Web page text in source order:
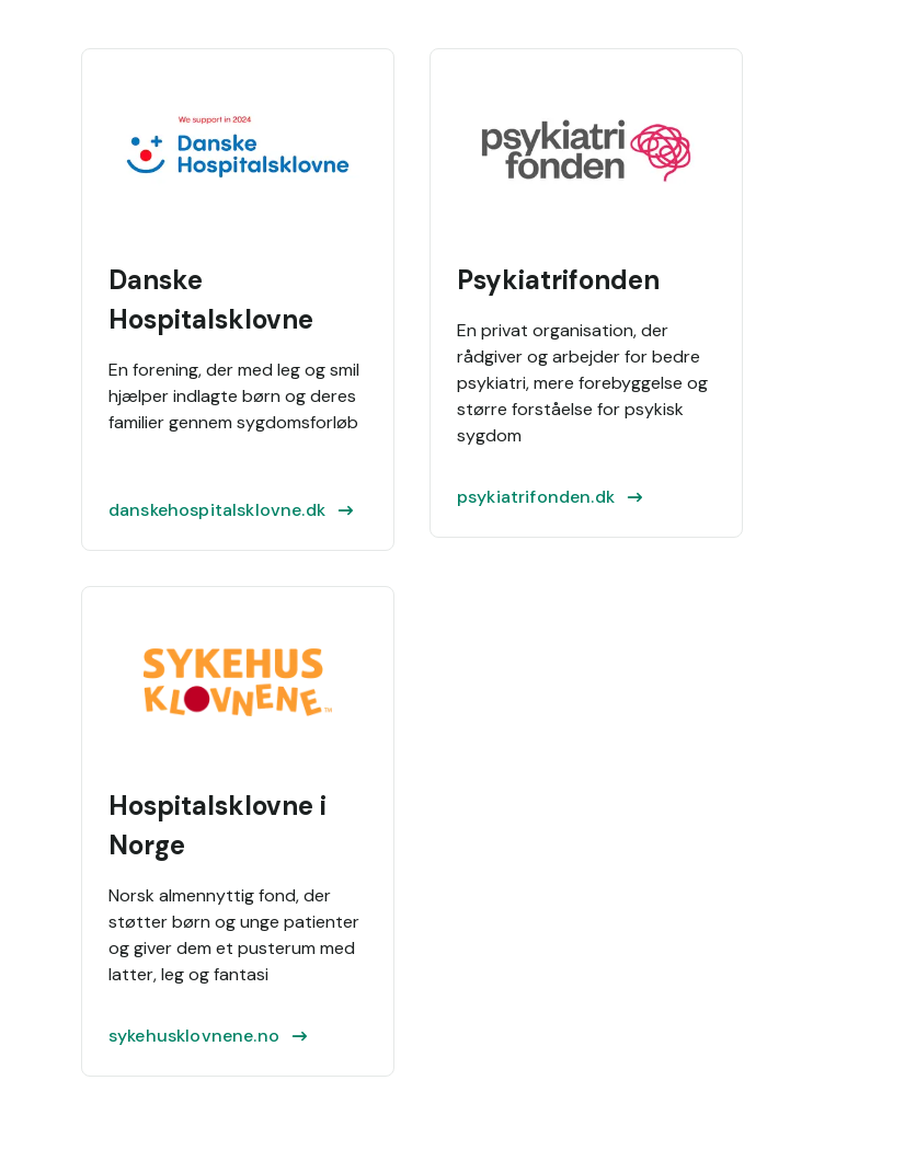
Danske
Hospitalsklovne
En forening, der med leg og smil
hjælper indlagte børn og deres
familier gennem sygdomsforløb
danskehospitalsklovne.dk
Psykiatrifonden
En privat organisation, der
rådgiver og arbejder for bedre
psykiatri, mere forebyggelse og
større forståelse for psykisk
sygdom
psykiatrifonden.dk
Hospitalsklovne i
Norge
Norsk almennyttig fond, der
støtter børn og unge patienter
og giver dem et pusterum med
latter, leg og fantasi
sykehusklovnene.no